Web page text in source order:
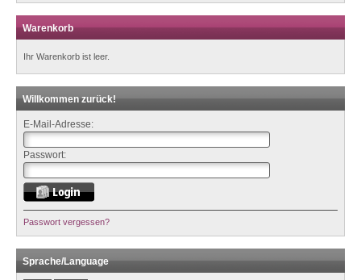
Warenkorb
Ihr Warenkorb ist leer.
Willkommen zurück!
E-Mail-Adresse:
Passwort:
Passwort vergessen?
Sprache/Language